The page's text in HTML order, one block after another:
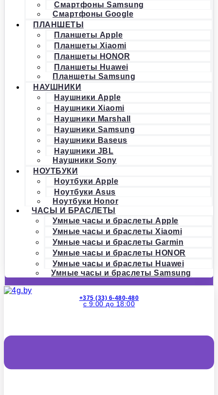
Смартфоны Samsung
Смартфоны Google
ПЛАНШЕТЫ
Планшеты Apple
Планшеты Xiaomi
Планшеты HONOR
Планшеты Huawei
Планшеты Samsung
НАУШНИКИ
Наушники Apple
Наушники Xiaomi
Наушники Marshall
Наушники Samsung
Наушники Baseus
Наушники JBL
Наушники Sony
НОУТБУКИ
Ноутбуки Apple
Ноутбуки Asus
Ноутбуки Honor
ЧАСЫ И БРАСЛЕТЫ
Умные часы и браслеты Apple
Умные часы и браслеты Xiaomi
Умные часы и браслеты Garmin
Умные часы и браслеты HONOR
Умные часы и браслеты Huawei
Умные часы и браслеты Samsung
+375 (33) 6-480-480
с 9:00 до 18:00